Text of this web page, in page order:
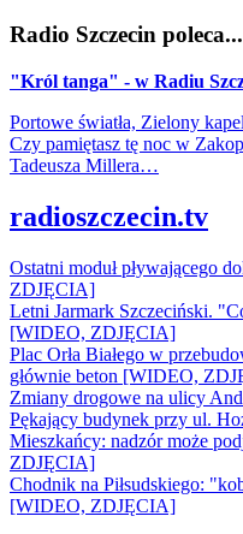
Radio Szczecin poleca...
"Król tanga" - w Radiu
Portowe światła, Zielony
Czy pamiętasz tę noc w
Tadeusza Millera…
radioszczecin.tv
Ostatni moduł pływającego
ZDJĘCIA]
Letni Jarmark Szczeciński.
[WIDEO, ZDJĘCIA]
Plac Orła Białego w
głównie beton [WIDEO,
Zmiany drogowe na ulicy
Pękający budynek przy ul.
Mieszkańcy: nadzór może
ZDJĘCIA]
Chodnik na Piłsudskiego:
[WIDEO, ZDJĘCIA]